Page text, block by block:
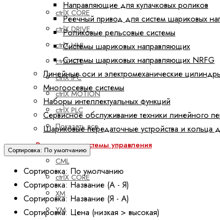
ctrlX CORE
ctrlX DRIVE
ctrlX HMI
ctrlX IOT
ctrlX IPC
ctrlX MOTION
ctrlX PLC
Показать все
Встроенные системы управления
CML
ctrlX CORE
XM
YM
Направляющие для кулачковых роликов
Реечный привод для систем шариковых
Роликовые рельсовые системы
Системы шариковых направляющих
Системы шариковых направляющих NRFG
Линейные оси и электромеханические
Многоосевые системы
Наборы интеллектуальных функций
Сервисное обслуживание техники линейного
Шариковые передаточные устройства и кольца
Сортировка: По умолчанию
Сортировка: По умолчанию
Сортировка: Название (А - Я)
Сортировка: Название (Я - А)
Сортировка: Цена (низкая > высокая)